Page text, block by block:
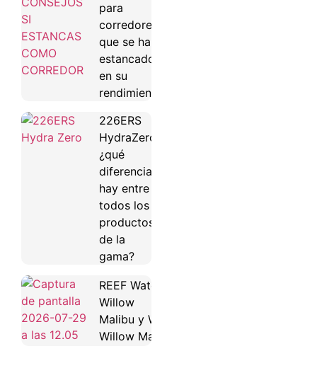
para
corredores
que se han
estancado
en su
rendimiento
226ERS
HydraZero:
¿qué
diferencias
hay entre
todos los
productos
de la
gama?
REEF Water
Willow
Malibu y Water
Willow Maya